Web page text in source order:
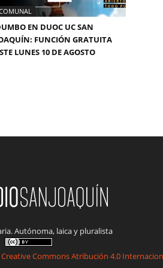
EN DUOC UC SAN
FUNCIÓN GRATUITA
LUNES 10 DE AGOSTO
Autónoma, laica y pluralista
Creative Commons Atribución 4.0